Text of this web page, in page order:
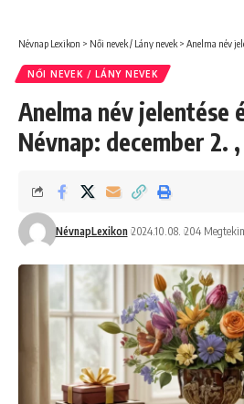
Névnap Lexikon > Női nevek / Lány nevek > Anelma név
NŐI NEVEK / LÁNY NEVEK
Anelma név jelentése
Névnap: december 2. ,
NévnapLexikon 2024.10.08. 204